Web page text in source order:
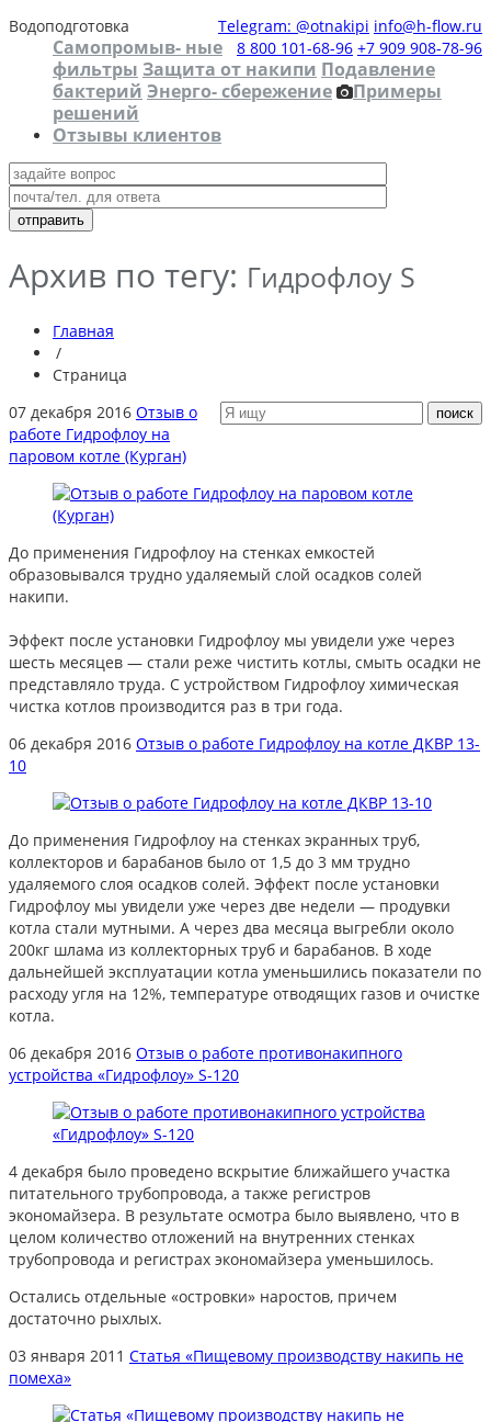
Водоподготовка Telegram: @otnakipi info@h-flow.ru
8 800 101-68-96 +7 909 908-78-96
Самопромыв- ные
фильтры Защита от накипи Подавление
бактерий Энерго- сбережение
Примеры
решений
Отзывы клиентов
Архив по тегу: Гидрофлоу S
Главная
/
Страница
07 декабря 2016 Отзыв о
работе Гидрофлоу на
паровом котле (Курган)
До применения Гидрофлоу на стенках емкостей
образовывался трудно удаляемый слой осадков солей
накипи.
Эффект после установки Гидрофлоу мы увидели уже через
шесть месяцев — стали реже чистить котлы, смыть осадки не
представляло труда. С устройством Гидрофлоу химическая
чистка котлов производится раз в три года.
06 декабря 2016 Отзыв о работе Гидрофлоу на котле ДКВР 13-
10
До применения Гидрофлоу на стенках экранных труб,
коллекторов и барабанов было от 1,5 до 3 мм трудно
удаляемого слоя осадков солей. Эффект после установки
Гидрофлоу мы увидели уже через две недели — продувки
котла стали мутными. А через два месяца выгребли около
200кг шлама из коллекторных труб и барабанов. В ходе
дальнейшей эксплуатации котла уменьшились показатели по
расходу угля на 12%, температуре отводящих газов и очистке
котла.
06 декабря 2016 Отзыв о работе противонакипного
устройства «Гидрофлоу» S-120
4 декабря было проведено вскрытие ближайшего участка
питательного трубопровода, а также регистров
экономайзера. В результате осмотра было выявлено, что в
целом количество отложений на внутренних стенках
трубопровода и регистрах экономайзера уменьшилось.
Остались отдельные «островки» наростов, причем
достаточно рыхлых.
03 января 2011 Статья «Пищевому производству накипь не
помеха»